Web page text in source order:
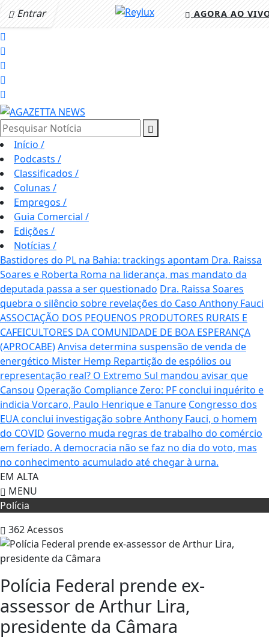
Entrar AGORA AO
Pesquisar Notícia
Início /
Podcasts /
Classificados /
Colunas /
Empregos /
Guia Comercial /
Edições /
Notícias /
Bastidores do PL na Bahia: trackings apontam Dra. Raissa
Soares e Roberta Roma na liderança, mas mandato da
deputada passa a ser questionado Dra. Raissa Soares
quebra o silêncio sobre revelações do Caso Anthony Fauci
ASSOCIAÇÃO DOS PEQUENOS PRODUTORES RURAIS E
CAFEICULTORES DA COMUNIDADE DE BOA ESPERANÇA
(APROCABE)Anvisa determina suspensão de venda de
energético Mister Hemp Repartição de espólios ou
representação real? O Extremo Sul mandou avisar que
Cansou Operação Compliance Zero: PF conclui inquérito e
indicia Vorcaro, Paulo Henrique e Tanure Congresso dos
EUA conclui investigação sobre Anthony Fauci, o homem
do COVID Governo muda regras de trabalho do comércio
em feriado. A democracia não se faz no dia do voto, mas
no conhecimento acumulado até chegar à urna.
EM ALTA
MENU
Polícia
362Acessos
Polícia Federal prende ex-
assessor de Arthur Lira,
presidente da Câmara